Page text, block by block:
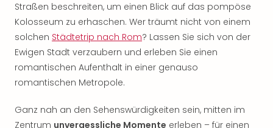
Straßen beschreiten, um einen Blick auf das pompöse
Kolosseum zu erhaschen. Wer träumt nicht von einem
solchen Städtetrip nach Rom? Lassen Sie sich von der
Ewigen Stadt verzaubern und erleben Sie einen
romantischen Aufenthalt in einer genauso
romantischen Metropole.
Ganz nah an den Sehenswürdigkeiten sein, mitten im
Zentrum unvergessliche Momente erleben – für einen